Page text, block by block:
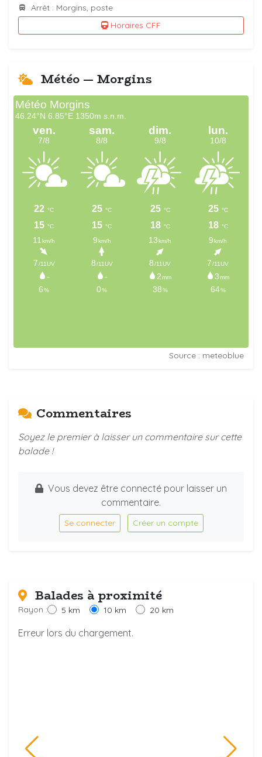
Arrêt : Morgins, poste
Horaires CFF
Météo — Morgins
Source : meteoblue
Commentaires
Soyez le premier à laisser un commentaire sur cette
balade !
Vous devez être connecté pour laisser un
commentaire.
Se connecter Créer un compte
Balades à proximité
Rayon : 5 km 10 km 20 km
Erreur lors du chargement.